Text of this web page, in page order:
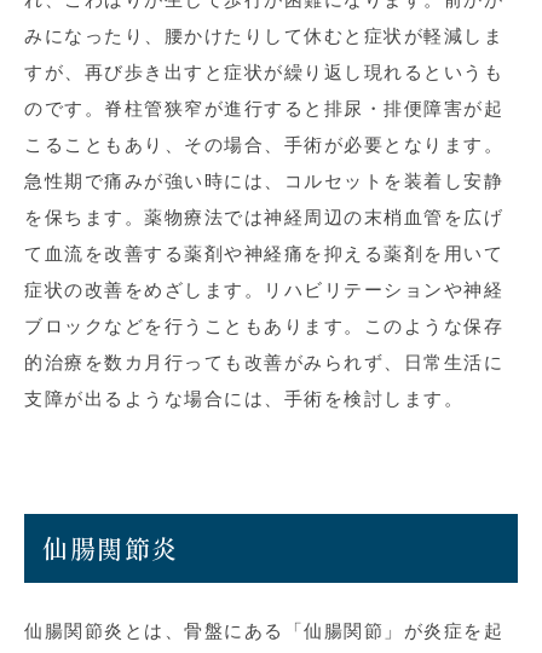
みになったり、腰かけたりして休むと症状が軽減しま
すが、再び歩き出すと症状が繰り返し現れるというも
のです。脊柱管狭窄が進行すると排尿・排便障害が起
こることもあり、その場合、手術が必要となります。
急性期で痛みが強い時には、コルセットを装着し安静
を保ちます。薬物療法では神経周辺の末梢血管を広げ
て血流を改善する薬剤や神経痛を抑える薬剤を用いて
症状の改善をめざします。リハビリテーションや神経
ブロックなどを行うこともあります。このような保存
的治療を数カ月行っても改善がみられず、日常生活に
支障が出るような場合には、手術を検討します。
仙腸関節炎
仙腸関節炎とは、骨盤にある「仙腸関節」が炎症を起